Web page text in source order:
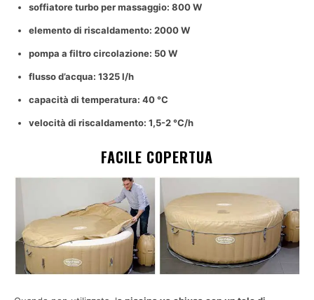
soffiatore turbo per massaggio: 800 W
elemento di riscaldamento: 2000 W
pompa a filtro circolazione: 50 W
flusso d’acqua: 1325 l/h
capacità di temperatura: 40 °C
velocità di riscaldamento: 1,5-2 °C/h
FACILE COPERTUA